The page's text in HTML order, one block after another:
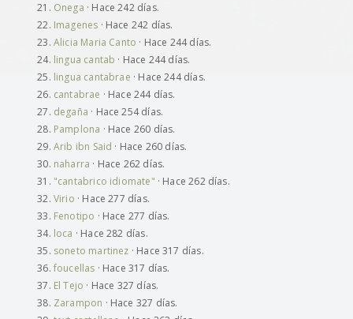
Onega · Hace 242 días.
Imagenes · Hace 242 días.
Alicia Maria Canto · Hace 244 días.
lingua cantab · Hace 244 días.
lingua cantabrae · Hace 244 días.
cantabrae · Hace 244 días.
degaña · Hace 254 días.
Pamplona · Hace 260 días.
Arib ibn Said · Hace 260 días.
naharra · Hace 262 días.
"cantabrico idiomate" · Hace 262 días.
Virio · Hace 277 días.
Fenotipo · Hace 277 días.
loca · Hace 282 días.
soneto martinez · Hace 317 días.
foucellas · Hace 317 días.
El Tejo · Hace 327 días.
Zarampon · Hace 327 días.